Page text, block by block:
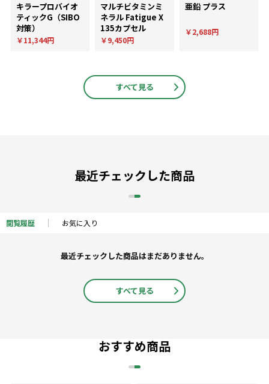
キラープロバイオ
ティックG（SIBO
対策）
￥11,344円
マルチビタミンミ
ネラル Fatigue X
135カプセル
￥9,450円
亜鉛 プラス
￥2,688円
すべて見る
最近チェックした商品
閲覧履歴 お気に入り
最近チェックした商品はまだありません。
すべて見る
おすすめ商品